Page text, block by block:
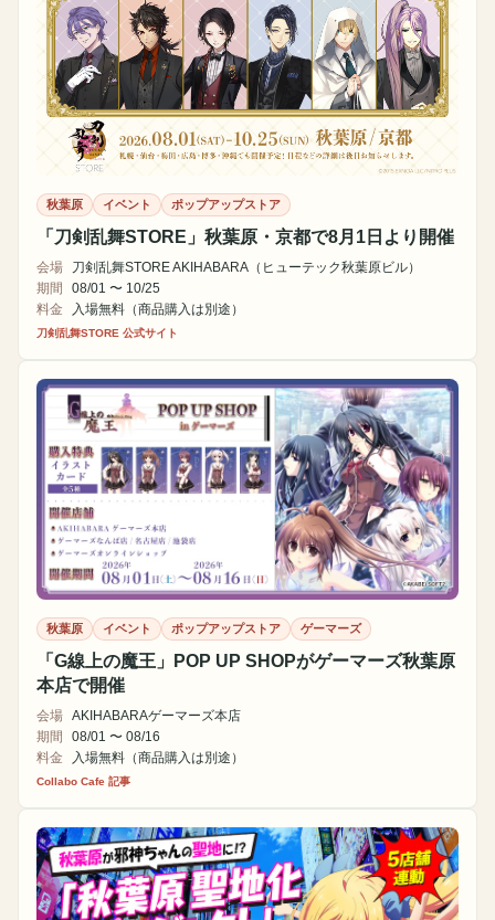
秋葉原 イベント ポップアップストア
「刀剣乱舞STORE」秋葉原・京都で8月1日より開催
会場
刀剣乱舞STORE AKIHABARA（ヒューテック秋葉原ビル）
期間
08/01 〜 10/25
料金
入場無料（商品購入は別途）
刀剣乱舞STORE 公式サイト
秋葉原 イベント ポップアップストア ゲーマーズ
「G線上の魔王」POP UP SHOPがゲーマーズ秋葉原
本店で開催
会場 AKIHABARAゲーマーズ本店
期間
08/01 〜 08/16
料金
入場無料（商品購入は別途）
Collabo Cafe 記事